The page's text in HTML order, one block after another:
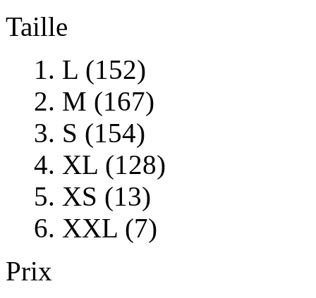
Taille
L (152)
M (167)
S (154)
XL (128)
XS (13)
XXL (7)
Prix